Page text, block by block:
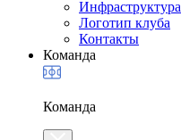
Инфраструктура
Логотип клуба
Контакты
Команда
Команда